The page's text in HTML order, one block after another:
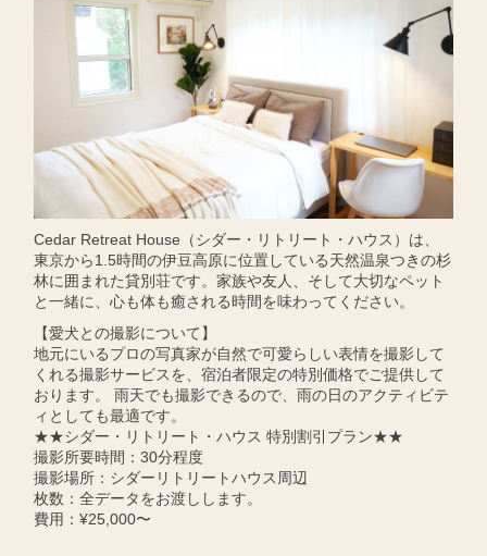
Cedar Retreat House（シダー・リトリート・ハウス）は、
東京から1.5時間の伊豆高原に位置している天然温泉つきの杉
林に囲まれた貸別荘です。家族や友人、そして大切なペット
と一緒に、心も体も癒される時間を味わってください。
【愛犬との撮影について】
地元にいるプロの写真家が自然で可愛らしい表情を撮影して
くれる撮影サービスを、宿泊者限定の特別価格でご提供して
おります。 雨天でも撮影できるので、雨の日のアクティビテ
ィとしても最適です。
★★シダー・リトリート・ハウス 特別割引プラン★★
撮影所要時間：30分程度
撮影場所：シダーリトリートハウス周辺
枚数：全データをお渡しします。
費用：¥25,000〜